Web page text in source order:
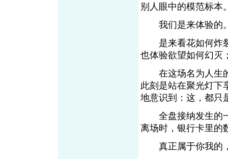
别人眼中的模范
我们是来体验
是来看花如何炸裂
也体验欲望如何幻
在这场名为人生的
此刻是站在聚光灯下
地意识到：这，都
全盘接纳发生的一
离场时，银行卡里
真正属于你我的